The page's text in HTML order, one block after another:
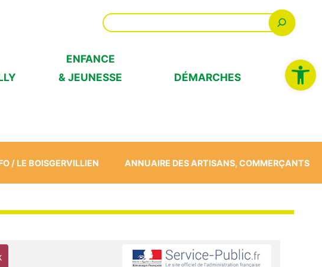
Ouvrir la
ENFANCE
& JEUNESSE
DÉMARCHES
/ LE BOISGERVILLIEN ANNUAIRE DES ARTISANS, COMMERÇANTS